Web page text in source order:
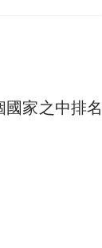
家之中排名